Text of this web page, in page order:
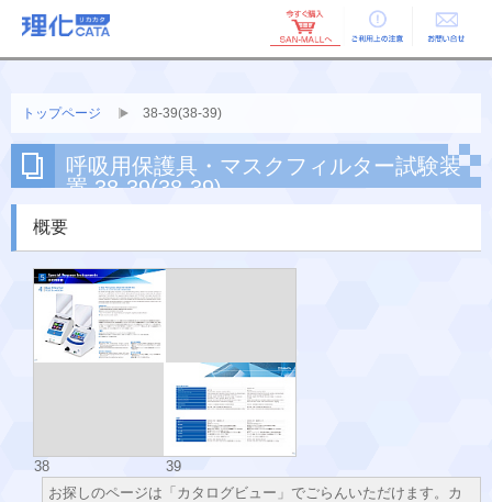
ご利用上の お問い合せ
トップページ 38-39(38-39)
呼吸用保護具・マスクフィルター試験装
置 38-39(38-39)
概要
38
39
お探しのページは「カタログビュー」でごらんいただけます。カ